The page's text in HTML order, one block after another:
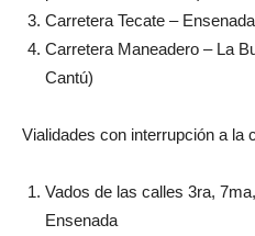
Carretera Tecate –
Carretera Maneadero – La
Cantú)
Vialidades con interrupción a la
Vados de las calles 3ra,
Ensenada